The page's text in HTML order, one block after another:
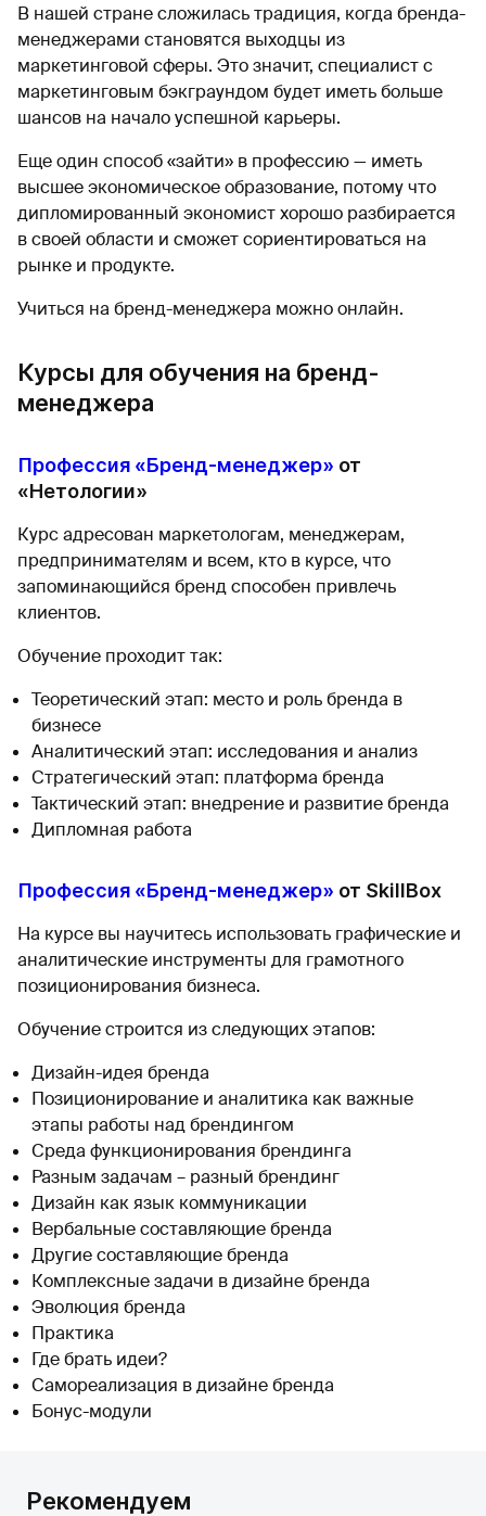
В нашей стране сложилась традиция, когда бренда-
менеджерами становятся выходцы из
маркетинговой сферы. Это значит, специалист с
маркетинговым бэкграундом будет иметь больше
шансов на начало успешной карьеры.
Еще один способ «зайти» в профессию — иметь
высшее экономическое образование, потому что
дипломированный экономист хорошо разбирается
в своей области и сможет сориентироваться на
рынке и продукте.
Учиться на бренд-менеджера можно онлайн.
Курсы для обучения на бренд-
менеджера
Профессия «Бренд-менеджер» от
«Нетологии»
Курс адресован маркетологам, менеджерам,
предпринимателям и всем, кто в курсе, что
запоминающийся бренд способен привлечь
клиентов.
Обучение проходит так:
Теоретический этап: место и роль бренда в
бизнесе
Аналитический этап: исследования и анализ
Стратегический этап: платформа бренда
Тактический этап: внедрение и развитие бренда
Дипломная работа
Профессия «Бренд-менеджер» от SkillBox
На курсе вы научитесь использовать графические и
аналитические инструменты для грамотного
позиционирования бизнеса.
Обучение строится из следующих этапов:
Дизайн-идея бренда
Позиционирование и аналитика как важные
этапы работы над брендингом
Среда функционирования брендинга
Разным задачам – разный брендинг
Дизайн как язык коммуникации
Вербальные составляющие бренда
Другие составляющие бренда
Комплексные задачи в дизайне бренда
Эволюция бренда
Практика
Где брать идеи?
Самореализация в дизайне бренда
Бонус-модули
Рекомендуем